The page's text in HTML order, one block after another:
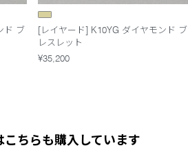
ド ブ
[レイヤード] K10YG ダイヤモンド ブ
レスレット
¥35,200
ちらも購入しています